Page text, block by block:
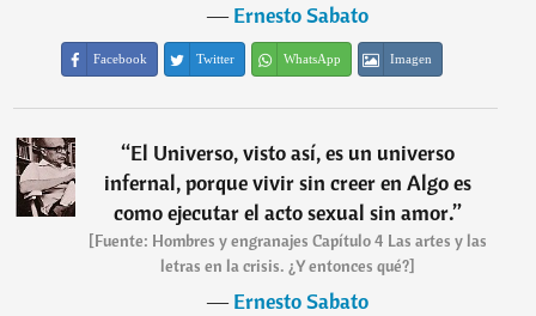
―Ernesto Sabato
Facebook Twitter WhatsApp Imagen
“El Universo, visto así, es un universo
infernal, porque vivir sin creer en Algo es
como ejecutar el acto sexual sin amor.”
[Fuente: Hombres y engranajes Capítulo 4 Las artes y las
letras en la crisis. ¿Y entonces qué?]
―Ernesto Sabato